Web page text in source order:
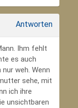
Antworten
Ihm fehlt
es auch
weh. Wenn
sehe, mit
ich ihre
unsichtbaren